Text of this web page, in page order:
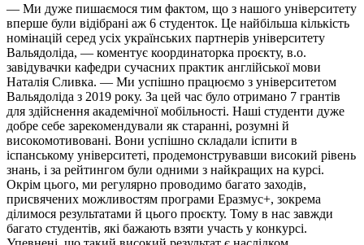
— Ми дуже пишаємося тим фактом, що з нашого університету
вперше були відібрані аж 6 студенток. Це найбільша кількість
номінацій серед усіх українських партнерів університету
Вальядоліда, — коментує координаторка проєкту, в.о.
завідувачки кафедри сучасних практик англійської мови
Наталія Сливка. — Ми успішно працюємо з університетом
Вальядоліда з 2019 року. За цей час було отримано 7 грантів
для здійснення академічної мобільності. Наші студенти дуже
добре себе зарекомендували як старанні, розумні й
високомотивовані. Вони успішно складали іспити в
іспанському університеті, продемонструвавши високий рівень
знань, і за рейтингом були одними з найкращих на курсі.
Окрім цього, ми регулярно проводимо багато заходів,
присвячених можливостям програми Еразмус+, зокрема
ділимося результатами й цього проєкту. Тому в нас завжди
багато студентів, які бажають взяти участь у конкурсі.